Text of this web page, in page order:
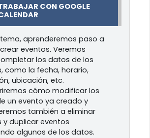
CON GOOGLE
tema, aprenderemos paso a
eventos. Veremos
los datos de los
como la fecha, horario,
ubicación, etc.
cómo modificar los
un evento ya creado y
también a eliminar
y duplicar eventos
algunos de los datos.